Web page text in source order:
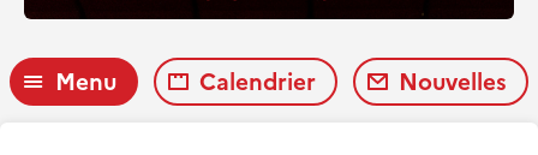
Menu Calendrier Nouvelles